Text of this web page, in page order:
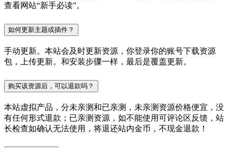
查看网站“新手必读”。
如何更新主题或插件？
手动更新。本站会及时更新资源，你登录你的账号下载资源
包，上传更新。和安装步骤一样，最后是覆盖更新。
购买该资源后，可以退款吗？
本站虚拟产品，分未亲测和已亲测，未亲测资源价格便宜，没
有任何形式退款；已亲测资源，如不能使用可评论区反馈，站
长检查如确认无法使用，将退还站内金币，不现金退款！